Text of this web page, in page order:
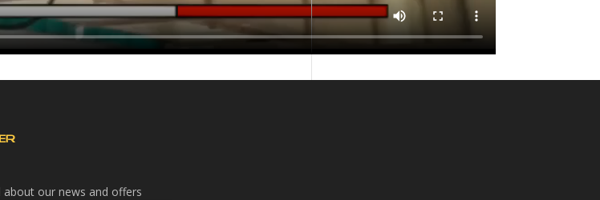
about our news and offers